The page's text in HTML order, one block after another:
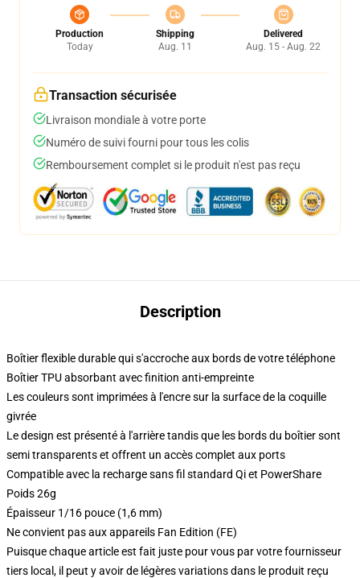
Production
Today
Shipping
Aug. 11
Delivered
Aug. 15 - Aug. 22
Transaction sécurisée
Livraison mondiale à votre porte
Numéro de suivi fourni pour tous les colis
Remboursement complet si le produit n'est pas reçu
Description
Boîtier flexible durable qui s'accroche aux bords de votre téléphone
Boîtier TPU absorbant avec finition anti-empreinte
Les couleurs sont imprimées à l'encre sur la surface de la coquille
givrée
Le design est présenté à l'arrière tandis que les bords du boîtier sont
semi transparents et offrent un accès complet aux ports
Compatible avec la recharge sans fil standard Qi et PowerShare
Poids 26g
Épaisseur 1/16 pouce (1,6 mm)
Ne convient pas aux appareils Fan Edition (FE)
Puisque chaque article est fait juste pour vous par votre fournisseur
tiers local, il peut y avoir de légères variations dans le produit reçu